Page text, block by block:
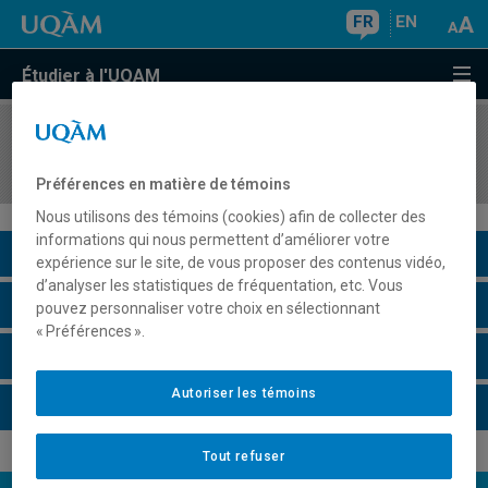
FR EN
Étudier à l'UQAM
COURS//
Description du cours
Horaire - Été 2026
Préférences en matière de témoins
Nous utilisons des témoins (cookies) afin de collecter des
informations qui nous permettent d’améliorer votre
expérience sur le site, de vous proposer des contenus vidéo,
d’analyser les statistiques de fréquentation, etc. Vous
pouvez personnaliser votre choix en sélectionnant
« Préférences ».
Tout refuser
Autoriser les témoins